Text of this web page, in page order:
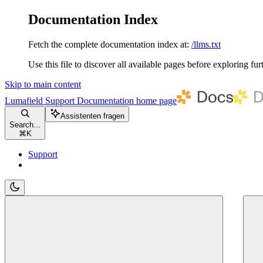
Documentation Index
Fetch the complete documentation index at: /llms.txt
Use this file to discover all available pages before exploring
Skip to main content
Lumafield Support Documentation home page
Search...
⌘ K
Assistenten fragen
Support